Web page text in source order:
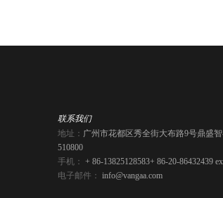
联系我们
地址： 广州市花都区秀全街大布路9号鼎盛
510800
手机： + 86-13825128583+ 86-20-86432439
电子邮件： info@vangaa.com